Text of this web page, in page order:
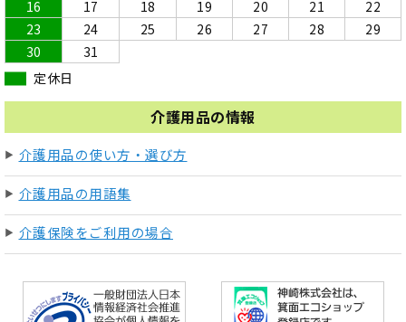
16
17 18 19 20 21
22
23
24 25 26 27 28
29
30
31
定休日
介護用品の情報
介護用品の使い方・選び方
介護用品の用語集
介護保険をご利用の場合